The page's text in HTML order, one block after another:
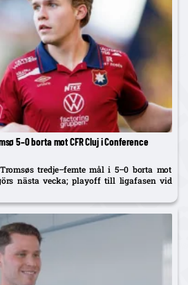
5–0 borta mot CFR Cluj i Conference
tredje–femte mål i 5–0 borta mot
nästa vecka; playoff till ligafasen vid